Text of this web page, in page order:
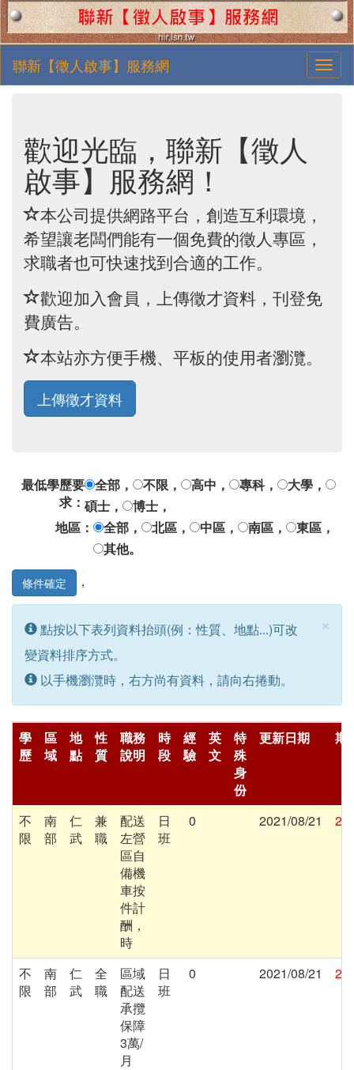
聯新【徵人啟事】服務網
歡迎光臨，聯新【徵人
啟事】服務網！
本公司提供網路平台，創造互利環境，
希望讓老闆們能有一個免費的徵人專區，
求職者也可快速找到合適的工作。
歡迎加入會員，上傳徵才資料，刊登免
費廣告。
本站亦方便手機、平板的使用者瀏灠。
上傳徵才資料
最低學歷要
求：
全部， 不限， 高中， 專科，
大學，
碩士，
博士，
地區： 全部， 北區， 中區， 南區， 東區，
其他。
，
×
點按以下表列資料抬頭(例：性質、地點...)可改
變資料排序方式。
以手機瀏灠時，右方尚有資料，請向右捲動。
學
歷
區
域
地
點
性
質
職務
說明
時
段
經
驗
英
文
特
殊
身
份
更新日期 期
不
限
南
部
仁
武
兼
職
配送
左營
區自
備機
車按
件計
酬，
時
日
班
0 2021/08/21
不
限
南
部
仁
武
全
職
區域
配送
承攬
保障
3萬/
月
日
班
0 2021/08/21